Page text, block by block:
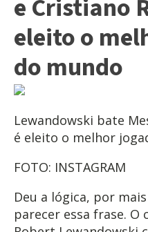
e Cristiano
eleito o
do mundo
Lewandowski bate
é eleito o melhor
FOTO: INSTAGRAM
Deu a lógica, por
parecer essa frase.